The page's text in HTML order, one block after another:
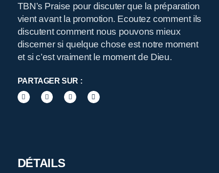
TBN’s Praise pour discuter que la préparation
vient avant la promotion. Ecoutez comment ils
discutent comment nous pouvons mieux
discerner si quelque chose est notre moment
et si c’est vraiment le moment de Dieu.
PARTAGER SUR :
DÉTAILS